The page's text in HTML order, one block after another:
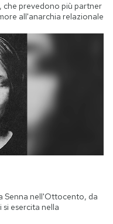
che prevedono più partner
all'anarchia relazionale
Senna nell'Ottocento, da
si esercita nella